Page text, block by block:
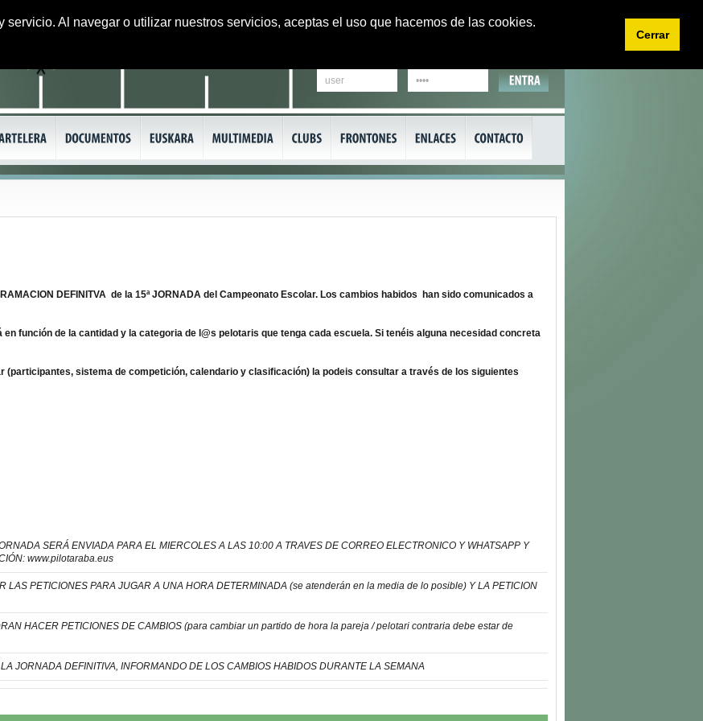
Al navegar o utilizar nuestros servicios, aceptas el uso que hacemos de las cookies.
Cerrar
DEFINITVA de la 15ª JORNADA del Campeonato Escolar. Los cambios habidos han sido comunicados a
en función de la cantidad y la categoria de l@s pelotaris que tenga cada escuela. Si tenéis alguna necesidad concreta
(participantes, sistema de competición, calendario y clasificación) la podeis consultar a través de los siguientes
SERÁ ENVIADA PARA EL MIERCOLES A LAS 10:00 A TRAVES DE CORREO ELECTRONICO Y WHATSAPP Y
www.pilotaraba.eus
LAS PETICIONES PARA JUGAR A UNA HORA DETERMINADA (se atenderán en la media de lo posible) Y LA PETICION
HACER PETICIONES DE CAMBIOS (para cambiar un partido de hora la pareja / pelotari contraria debe estar de
JORNADA DEFINITIVA, INFORMANDO DE LOS CAMBIOS HABIDOS DURANTE LA SEMANA